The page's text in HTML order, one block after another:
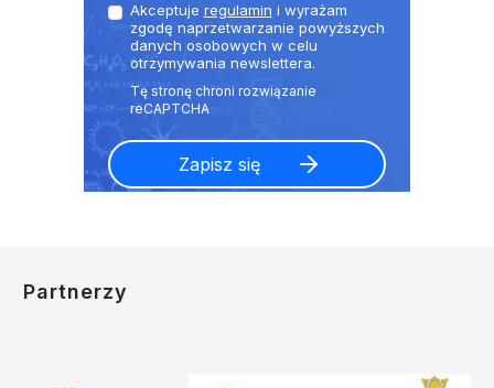
Akceptuje regulamin i wyrażam
zgodę naprzetwarzanie powyższych
danych osobowych w celu
otrzymywania newslettera.
Partnerzy